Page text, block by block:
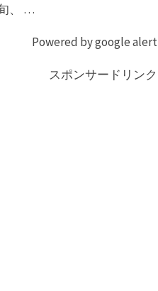
、 …
Powered by google alert
スポンサードリンク